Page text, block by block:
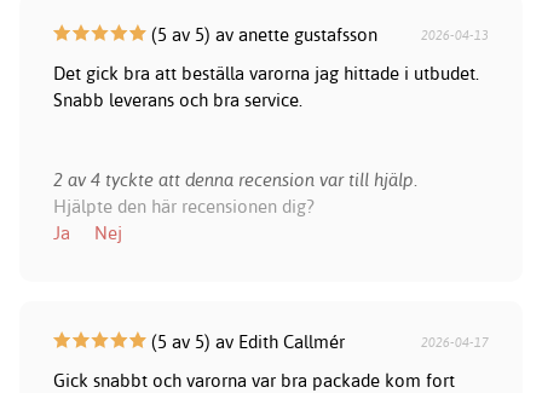
(5 av 5) av anette gustafsson 2026-04-13
Det gick bra att beställa varorna jag hittade i utbudet.
Snabb leverans och bra service.
2 av 4 tyckte att denna recension var till hjälp.
Hjälpte den här recensionen dig?
Ja
Nej
(5 av 5) av Edith Callmér 2026-04-17
Gick snabbt och varorna var bra packade kom fort